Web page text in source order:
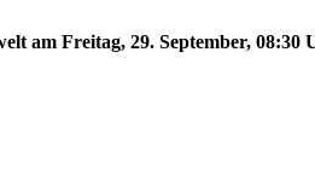
am Freitag, 29. September,